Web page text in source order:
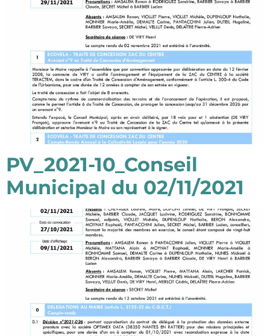
PV_2021-10_Conseil
Municipal du 02/11/2021